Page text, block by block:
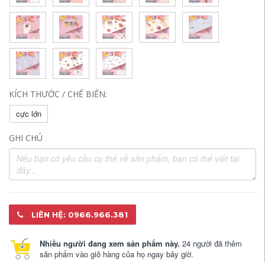
KÍCH THƯỚC / CHẾ BIẾN:
cực lớn
GHI CHÚ
LIÊN HỆ: 0966.966.381
Nhiều người đang xem sản phẩm này. 24 người đã thêm
sản phẩm vào giỏ hàng của họ ngay bây giờ.